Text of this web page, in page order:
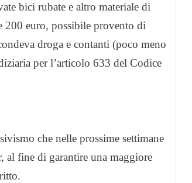
bici rubate e altro materiale di
200 euro, possibile provento di
droga e contanti (poco meno
per l’articolo 633 del Codice
che nelle prossime settimane
al fine di garantire una maggiore